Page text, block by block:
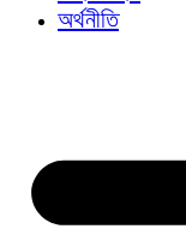
অর্থনীতি